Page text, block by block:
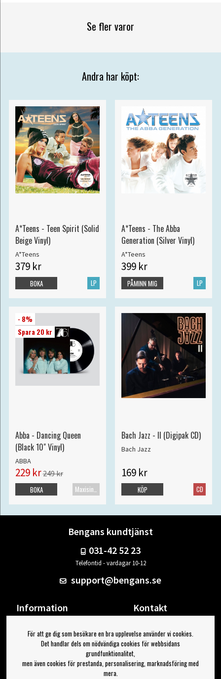
Se fler varor
Andra har köpt:
A*Teens - Teen Spirit (Solid
Beige Vinyl)
A*Teens
379 kr
LP
BOKA
A*Teens - The Abba
Generation (Silver Vinyl)
A*Teens
399 kr
LP
PÅMINN MIG
- 8%
Spara 20 kr
Abba - Dancing Queen
(Black 10" Vinyl)
ABBA
229 kr249 kr
Maxisingel
BOKA
Bach Jazz - II (Digipak CD)
Bach Jazz
169 kr
CD
KÖP
Bengans kundtjänst
031-42 52 23
Telefontid - vardagar 10-12
support@bengans.se
Information
Om Bengans
FAQ / Köp- & Leveransvillkor
Kontakt
Din sida
Logga ut
Jag vill ha tips från Bengans
För att ge dig som besökare en bra upplevelse använder vi cookies.
Det handlar dels om nödvändiga cookies för webbsidans
grundfunktionalitet,
men även cookies för prestanda, personalisering, marknadsföring med
mera.